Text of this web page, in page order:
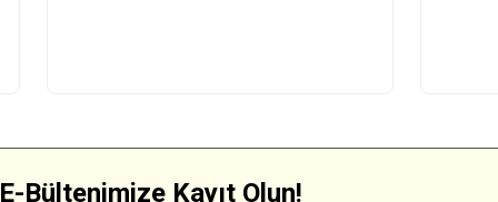
E-Bültenimize Kayıt Olun!